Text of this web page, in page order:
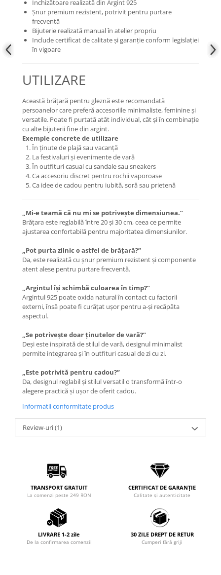
Închizătoare realizată din Argint 925
Șnur premium rezistent, potrivit pentru purtare
frecventă
Bijuterie realizată manual în atelier propriu
Include certificat de calitate și garanție conform legislației
în vigoare
UTILIZARE
Această brățară pentru gleznă este recomandată
persoanelor care preferă accesoriile minimaliste, feminine și
versatile. Poate fi purtată atât individual, cât și în combinație
cu alte bijuterii fine din argint.
Exemple concrete de utilizare
În ținute de plajă sau vacanță
La festivaluri și evenimente de vară
În outfituri casual cu sandale sau sneakers
Ca accesoriu discret pentru rochii vaporoase
Ca idee de cadou pentru iubită, soră sau prietenă
„Mi-e teamă că nu mi se potrivește dimensiunea.”
Brățara este reglabilă între 20 și 30 cm, ceea ce permite
ajustarea confortabilă pentru majoritatea dimensiunilor.
„Pot purta zilnic o astfel de brățară?”
Da, este realizată cu șnur premium rezistent și componente
atent alese pentru purtare frecventă.
„Argintul își schimbă culoarea în timp?”
Argintul 925 poate oxida natural în contact cu factorii
externi, însă poate fi curățat ușor pentru a-și recăpăta
aspectul.
„Se potrivește doar ținutelor de vară?”
Deși este inspirată de stilul de vară, designul minimalist
permite integrarea și în outfituri casual de zi cu zi.
„Este potrivită pentru cadou?”
Da, designul reglabil și stilul versatil o transformă într-o
alegere practică și ușor de oferit cadou.
Informatii conformitate produs
Review-uri(1)
TRANSPORT GRATUIT
La comenzi peste 249 RON
CERTIFICAT DE GARANȚIE
Calitate și autenticitate
LIVRARE 1-2 zile
De la confirmarea comenzii
30 ZILE DREPT DE RETUR
Cumperi fără griji